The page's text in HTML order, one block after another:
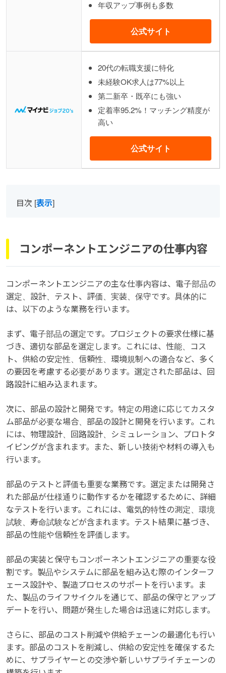
年収アップ事例も多数
公式サイト
20代の転職支援に特化
未経験OK求人は77%以上
第二新卒・既卒にも強い
定着率95.2%！マッチング精度が
高い
公式サイト
目次 [表示]
コンポーネントエンジニアの仕事内容
コンポーネントエンジニアの主な仕事内容は、電子部品の
選定、設計、テスト、評価、実装、保守です。具体的に
は、以下のような業務を行います。
まず、電子部品の選定です。プロジェクトの要求仕様に基
づき、適切な部品を選定します。これには、性能、コス
ト、供給の安定性、信頼性、環境規制への適合など、多く
の要因を考慮する必要があります。選定された部品は、回
路設計に組み込まれます。
次に、部品の設計と開発です。特定の用途に応じてカスタ
ム部品が必要な場合、部品の設計と開発を行います。これ
には、物理設計、回路設計、シミュレーション、プロトタ
イピングが含まれます。また、新しい技術や材料の導入も
行います。
部品のテストと評価も重要な業務です。選定または開発さ
れた部品が仕様通りに動作するかを確認するために、詳細
なテストを行います。これには、電気的特性の測定、環境
試験、寿命試験などが含まれます。テスト結果に基づき、
部品の性能や信頼性を評価します。
部品の実装と保守もコンポーネントエンジニアの重要な役
割です。製品やシステムに部品を組み込む際のインターフ
ェース設計や、製造プロセスのサポートを行います。ま
た、製品のライフサイクルを通じて、部品の保守とアップ
デートを行い、問題が発生した場合は迅速に対応します。
さらに、部品のコスト削減や供給チェーンの最適化も行い
ます。部品のコストを削減し、供給の安定性を確保するた
めに、サプライヤーとの交渉や新しいサプライチェーンの